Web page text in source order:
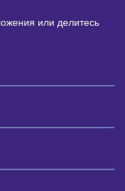
или делитесь